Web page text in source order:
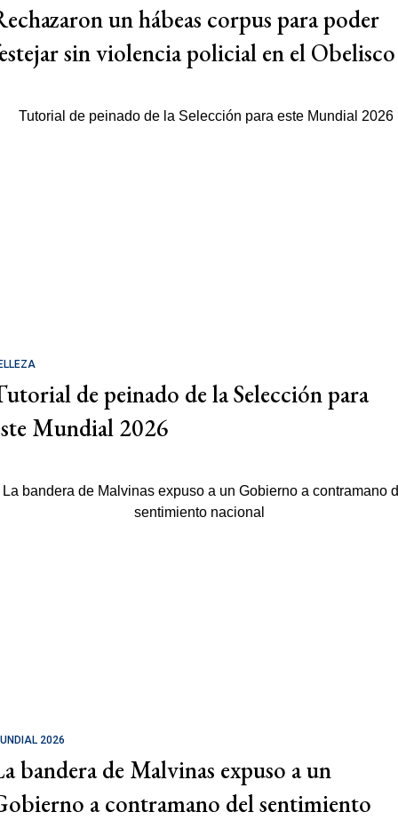
un hábeas corpus para poder
sin violencia policial en el Obelisco
de peinado de la Selección para
Mundial 2026
2026
bandera de Malvinas expuso a un
a contramano del sentimiento